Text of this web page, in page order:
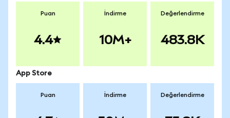
Puan
4.4
İndirme
10M+
Değerlendirme
483.8K
App Store
Puan İndirme Değerlendirme